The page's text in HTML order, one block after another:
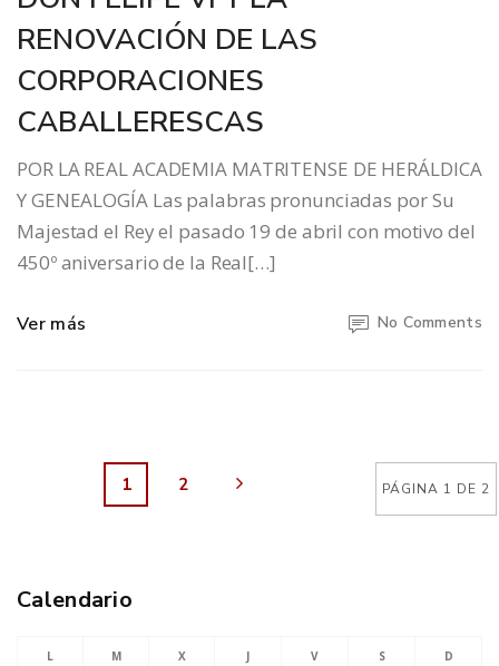
RENOVACIÓN DE LAS
CORPORACIONES
CABALLERESCAS
POR LA REAL ACADEMIA MATRITENSE DE HERÁLDICA
Y GENEALOGÍA Las palabras pronunciadas por Su
Majestad el Rey el pasado 19 de abril con motivo del
450º aniversario de la Real[…]
Ver más No Comments
PÁGINA 1 DE 2
1 2
Calendario
L M X J V S D